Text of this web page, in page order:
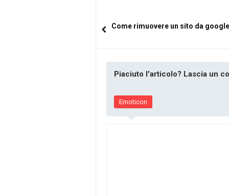
Come rimuovere un sito da google
Piaciuto l'articolo? Lascia un
Emoticon